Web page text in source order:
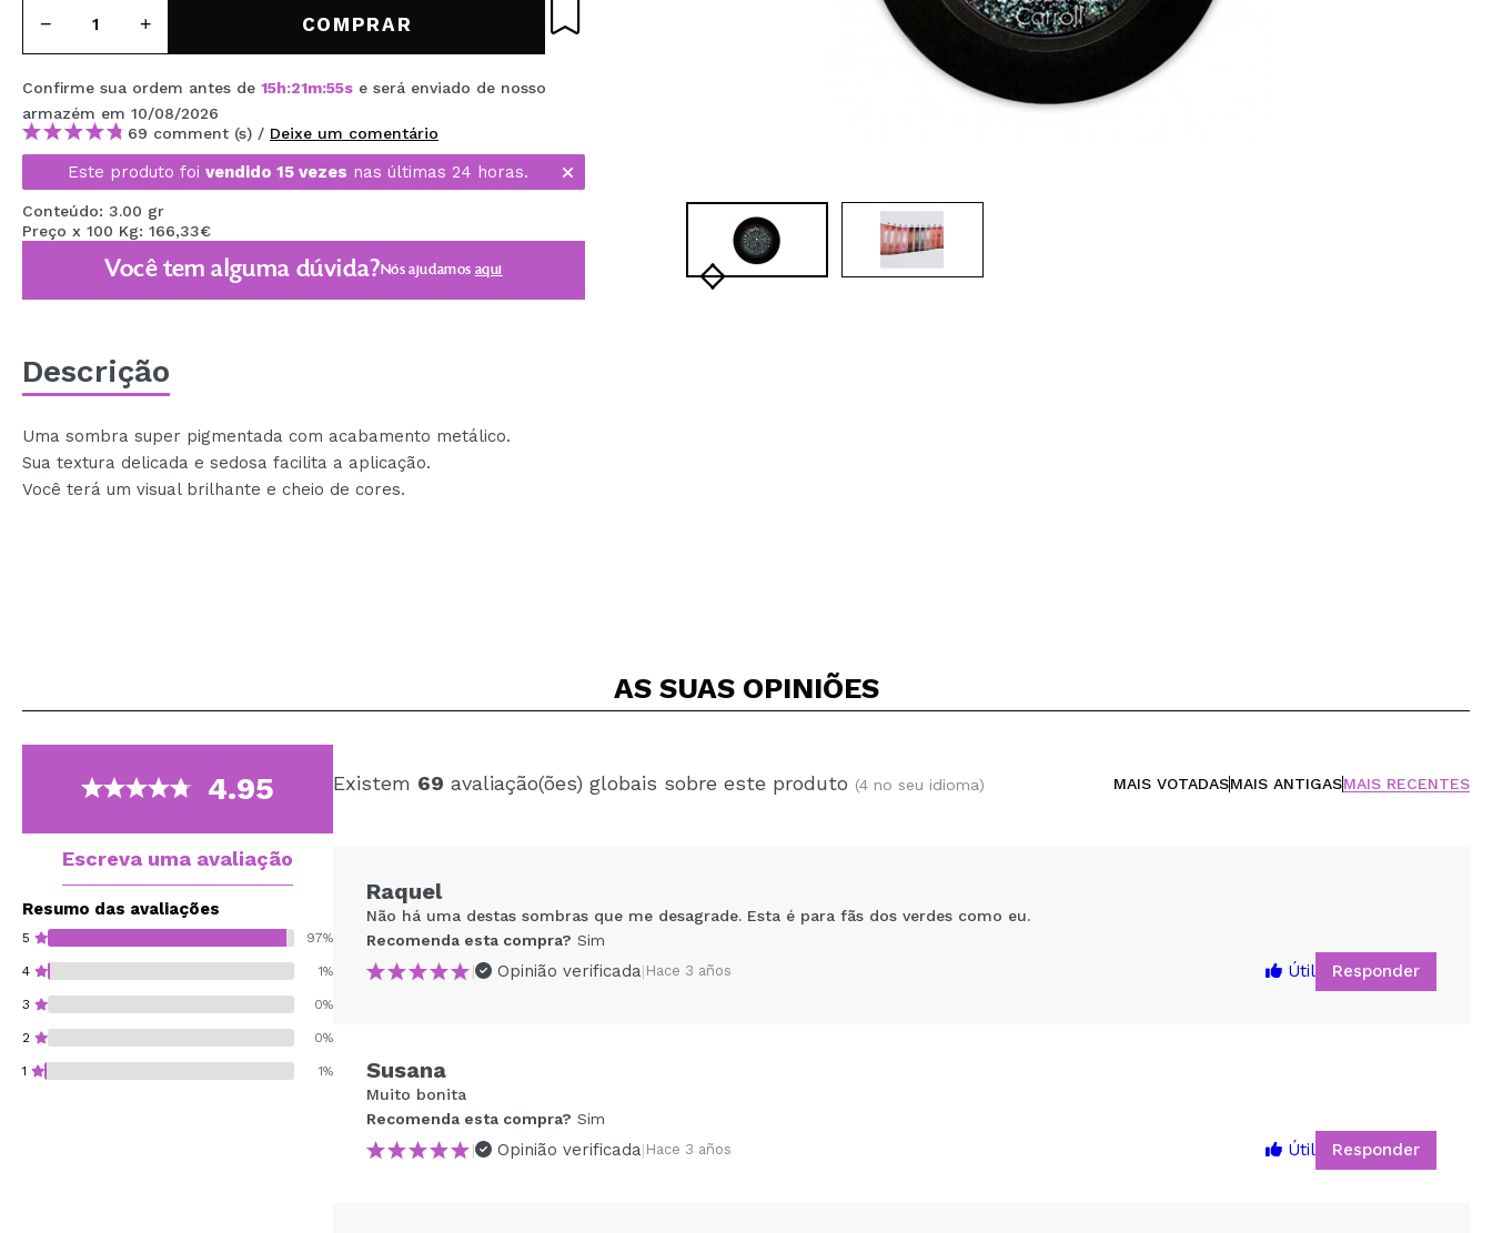
MAQUIFARMA
TRAVEL SIZE
NATURE
DESCONTOS
OUTLET
EM BREVE
BLOG
CRIAR CONTA
COMPRAR
Confirme sua ordem antes de 15h:21m:54s e será enviado de nosso
armazém em 10/08/2026
69 comment (s) / Deixe um comentário
Este produto foi vendido 15 vezes nas últimas 24 horas.
Conteúdo: 3.00 gr
Preço x 100 Kg: 166,33€
Você tem alguma dúvida?Nós ajudamos aqui
Descrição
Uma sombra super pigmentada com acabamento metálico.
Sua textura delicada e sedosa facilita a aplicação.
Você terá um visual brilhante e cheio de cores.
AS SUAS OPINIÕES
4.95
Escreva uma avaliação
Resumo das avaliações
5 97%
4 1%
3 0%
2 0%
1 1%
Existem 69 avaliação(ões) globais sobre este produto (4 no seu idioma) MAIS VOTADASMAIS ANTIGASMAIS RECENTES
Seu vídeo pode ser o primeiro. Imagine isso...
Raquel
Não há uma destas sombras que me desagrade. Esta é para fãs dos verdes como eu.
Recomenda esta compra? Sim
|
Opinião verificada| Hace 3 años Útil Responder
Susana
Muito bonita
Recomenda esta compra? Sim
|
Opinião verificada| Hace 3 años Útil Responder